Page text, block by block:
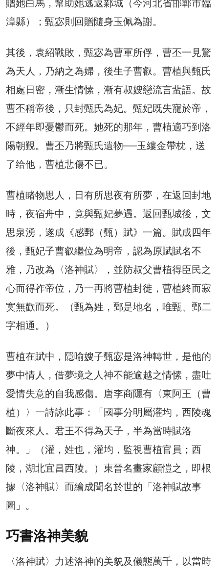
贈她白馬，幫助她逃返鄴城（今河北省邯鄲市臨
漳縣）；甄宓則回贈隨身玉佩為謝。
其後，袁紹戰敗，甄宓為曹軍所俘，曹丕一見驚
為天人，乃納之為婦，後生子曹叡。曹植與甄氏
相處日密，漸生情愫，漸有叔嫂戀流言蜚語。故
曹丕稱帝後，只封甄氏為妃。甄妃既失寵於帝，
不經年即憂鬱而死。她死的那年，曹植適巧到洛
陽朝覲。曹丕乃將甄氏遺物──玉縷金帶枕，送
了给他，曹植悲傷不已。
曹植睹物思人，日有所思夜有所夢，在返回封地
時，夜宿舟中，竟與甄妃夢遇。返回甄城後，文
思泉湧，遂成《感鄄（甄）賦》一篇。賦成四年
後，甄妃子曹叡繼位為明帝，認為原賦賦名不
雅，乃改為〈洛神賦〉，並防叔父曹植得臣民之
心而得祚帝位，乃一再將曹植封徙，曹植終而寂
寞無歡而死。（甄為姓，鄄是地名，唯甄、鄄二
字相通。）
曹植在賦中，隱喻嫂子甄宓是洛神轉世，是他的
夢中情人，借夢境之人神不能逾越之情愫，盡吐
愛情失意的自我感傷。唐李商隱有〈東阿王（曹
植）〉一詩詠此事：「國事分明屬灌均，西陵魂
斷夜來人。君王不得為天子，半為當時賦洛
神。」（灌，姓也，灌均，監視曹植官員；西
陵，湖北宜昌西陵。）東晉名畫家顧愷之，即根
據〈洛神賦〉而繪成聞名於世的「洛神賦故事
圖」。
巧書洛神美貌
〈洛神賦〉力述洛神的美貌及儀態萬千，以當時